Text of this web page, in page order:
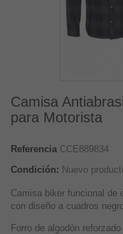
Camisa
para Motorista
Referencia CCE889834
Condición: Nuevo
Camisa biker funcional de
con diseño a cuadros
Forro de algodón